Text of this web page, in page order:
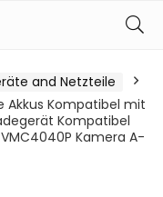
and Netzteile
Akkus Kompatibel mit
Kompatibel
Kamera A-